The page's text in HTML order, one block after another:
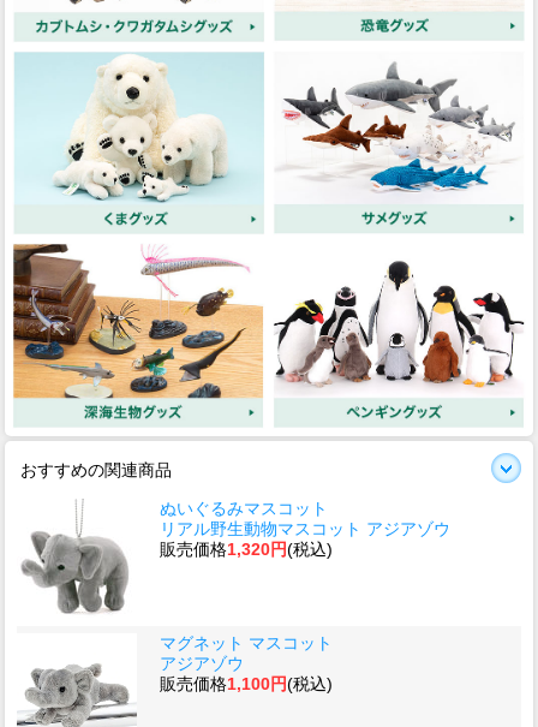
おすすめの関連商品
ぬいぐるみマスコット
リアル野生動物マスコット アジアゾウ
販売価格1,320円(税込)
マグネット マスコット
アジアゾウ
販売価格1,100円(税込)